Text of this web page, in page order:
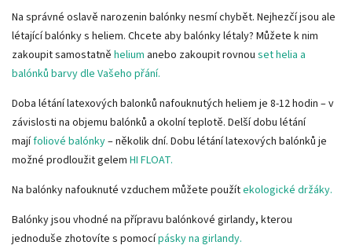
Na správné oslavě narozenin balónky nesmí chybět. Nejhezčí jsou ale
létající balónky s heliem. Chcete aby balónky létaly? Můžete k nim
zakoupit samostatně helium anebo zakoupit rovnou set helia a
balónků barvy dle Vašeho přání.
Doba létání latexových balonků nafouknutých heliem je 8-12 hodin – v
závislosti na objemu balónků a okolní teplotě. Delší dobu létání
majífoliové balónky– několik dní. Dobu létání latexových balónků je
možné prodloužit gelem HI FLOAT.
Na balónky nafouknuté vzduchem můžete použítekologické držáky.
Balónky jsou vhodné na přípravu balónkové girlandy, kterou
jednoduše zhotovíte s pomocípásky na girlandy.